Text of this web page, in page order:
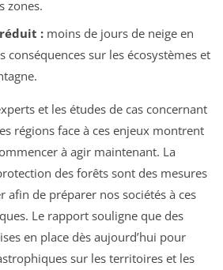
zones.
:moins de jours de neige en
conséquences sur les écosystèmes et
et les études de cas concernant
régions face à ces enjeux montrent
à agir maintenant. La
des forêts sont des mesures
afin de préparer nos sociétés à ces
Le rapport souligne que des
en place dès aujourd’hui pour
sur les territoires et les